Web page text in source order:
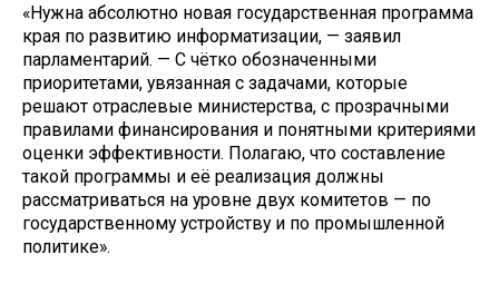
«Нужна абсолютно новая государственная программа
края по развитию информатизации, — заявил
парламентарий. — С чётко обозначенными
приоритетами, увязанная с задачами, которые
решают отраслевые министерства, с прозрачными
правилами финансирования и понятными критериями
оценки эффективности. Полагаю, что составление
такой программы и её реализация должны
рассматриваться на уровне двух комитетов — по
государственному устройству и по промышленной
политике».